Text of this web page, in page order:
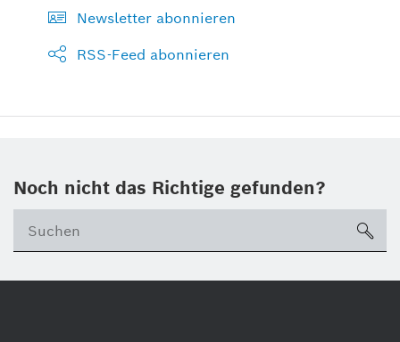
Newsletter abonnieren
RSS-Feed abonnieren
Noch nicht das Richtige gefunden?